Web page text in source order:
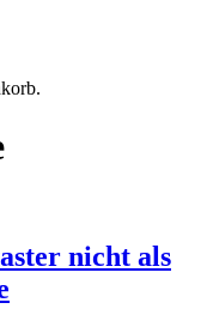
nicht als